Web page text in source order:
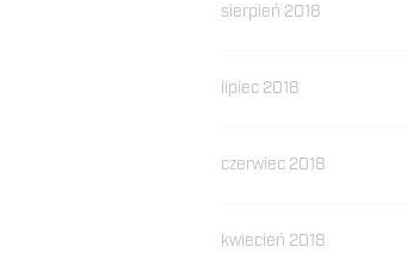
sierpień 2018
lipiec 2018
czerwiec 2018
kwiecień 2018